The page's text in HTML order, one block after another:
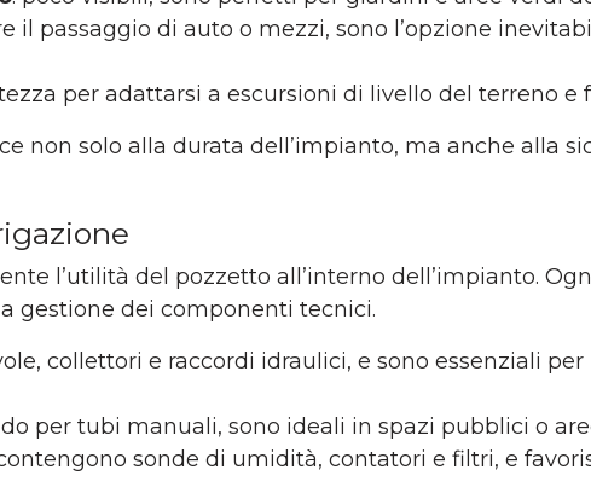
il passaggio di auto o mezzi, sono l’opzione
per adattarsi a escursioni di livello del terreno
non solo alla durata dell’impianto, ma anche alla
l’utilità del pozzetto all’interno dell’impianto.
gestione dei componenti tecnici.
collettori e raccordi idraulici, e sono essenziali
per tubi manuali, sono ideali in spazi pubblici o
sonde di umidità, contatori e filtri, e